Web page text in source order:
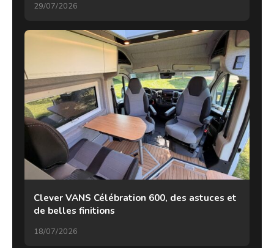
29/07/2026
Clever VANS Célébration 600, des astuces et
de belles finitions
18/07/2026